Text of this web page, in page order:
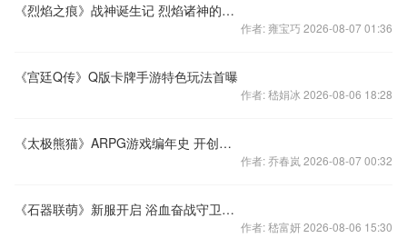
《烈焰之痕》战神诞生记 烈焰诸神的黄昏
作者: 雍宝巧 2026-08-07 01:36
《宫廷Q传》Q版卡牌手游特色玩法首曝
作者: 嵇娟冰 2026-08-06 18:28
《太极熊猫》ARPG游戏编年史 开创动作手游先河
作者: 乔春岚 2026-08-07 00:32
《石器联萌》新服开启 浴血奋战守卫图腾
作者: 嵇富妍 2026-08-06 15:30